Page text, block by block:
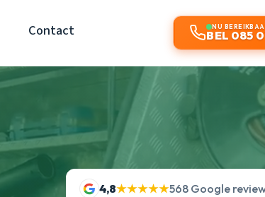
Contact NU
BEL 085
4,8★★★★★568 Google